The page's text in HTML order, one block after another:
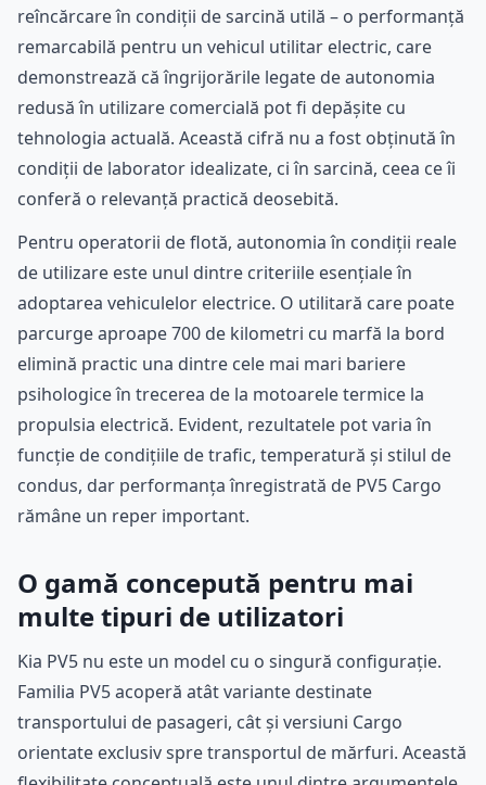
reîncărcare în condiții de sarcină utilă – o performanță
remarcabilă pentru un vehicul utilitar electric, care
demonstrează că îngrijorările legate de autonomia
redusă în utilizare comercială pot fi depășite cu
tehnologia actuală. Această cifră nu a fost obținută în
condiții de laborator idealizate, ci în sarcină, ceea ce îi
conferă o relevanță practică deosebită.
Pentru operatorii de flotă, autonomia în condiții reale
de utilizare este unul dintre criteriile esențiale în
adoptarea vehiculelor electrice. O utilitară care poate
parcurge aproape 700 de kilometri cu marfă la bord
elimină practic una dintre cele mai mari bariere
psihologice în trecerea de la motoarele termice la
propulsia electrică. Evident, rezultatele pot varia în
funcție de condițiile de trafic, temperatură și stilul de
condus, dar performanța înregistrată de PV5 Cargo
rămâne un reper important.
O gamă concepută pentru mai
multe tipuri de utilizatori
Kia PV5 nu este un model cu o singură configurație.
Familia PV5 acoperă atât variante destinate
transportului de pasageri, cât și versiuni Cargo
orientate exclusiv spre transportul de mărfuri. Această